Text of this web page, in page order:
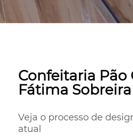
Confeitaria Pão
Fátima Sobreira
Veja o processo de
atual